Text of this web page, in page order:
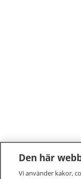
Den här
Vi använder kakor,